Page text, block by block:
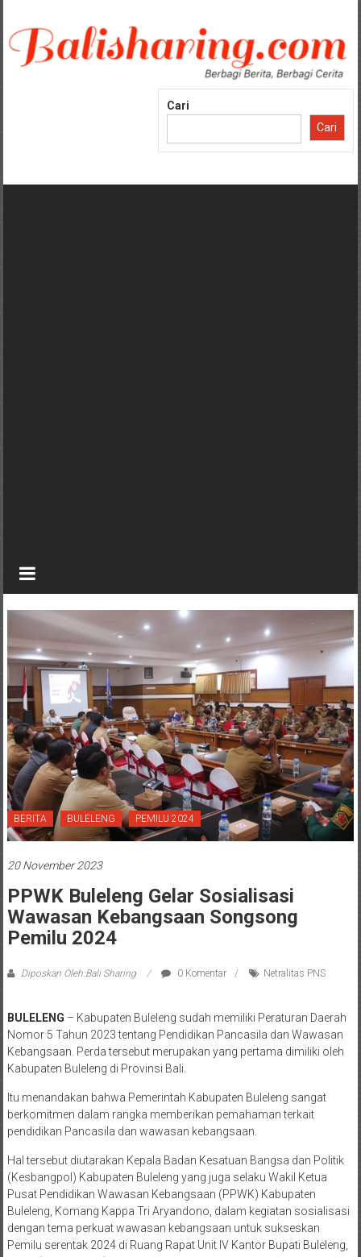
konten
Cari
Cari
BERITA BULELENG PEMILU 2024
20 November 2023
PPWK Buleleng Gelar Sosialisasi
Wawasan Kebangsaan Songsong
Pemilu 2024
Diposkan Oleh:Bali Sharing 0 Komentar Netralitas PNS
BULELENG – Kabupaten Buleleng sudah memiliki Peraturan Daerah
Nomor 5 Tahun 2023 tentang Pendidikan Pancasila dan Wawasan
Kebangsaan. Perda tersebut merupakan yang pertama dimiliki oleh
Kabupaten Buleleng di Provinsi Bali.
Itu menandakan bahwa Pemerintah Kabupaten Buleleng sangat
berkomitmen dalam rangka memberikan pemahaman terkait
pendidikan Pancasila dan wawasan kebangsaan.
Hal tersebut diutarakan Kepala Badan Kesatuan Bangsa dan Politik
(Kesbangpol) Kabupaten Buleleng yang juga selaku Wakil Ketua
Pusat Pendidikan Wawasan Kebangsaan (PPWK) Kabupaten
Buleleng, Komang Kappa Tri Aryandono, dalam kegiatan sosialisasi
dengan tema perkuat wawasan kebangsaan untuk sukseskan
Pemilu serentak 2024 di Ruang Rapat Unit IV Kantor Bupati Buleleng,